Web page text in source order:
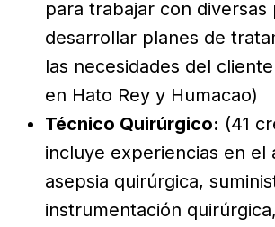
para trabajar con diversas
desarrollar planes de
las necesidades del
en Hato Rey y Humacao)
Técnico Quirúrgico: (41
incluye experiencias en el
asepsia quirúrgica,
instrumentación